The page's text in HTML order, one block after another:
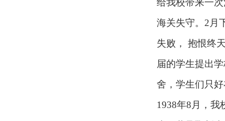
海关失守。2月
失败， 抱恨终
届的学生提出
舍，学生们只
1938年8月，我